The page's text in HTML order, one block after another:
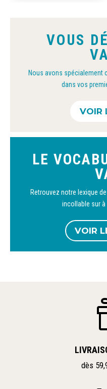
VOUS
Nous avons spécialement
dans vos
VOIR
LE
Retrouvez notre lexique
incollable sur à
VOIR
dès